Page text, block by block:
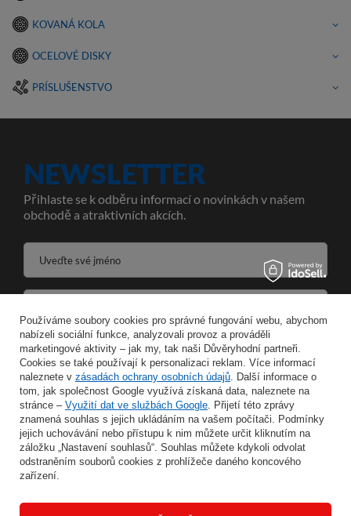
KOVANÁ KOLA
OCELOVÉ DISKY
PRÍSLUŠENSTVO
NEWSLETTER
Přihlaste se k odběru informací o novinkách v našem
obchodě a atraktivních akcích.
Uveďte své jméno
Souhlasím se zpracováním svých osobních údajů pro účely a v rozsahu služby Newsletter ve formátu
ULOŽIT
INFORMACE
Používáme soubory cookies pro správné fungování webu, abychom
nabízeli sociální funkce, analyzovali provoz a prováděli
marketingové aktivity – jak my, tak naši Důvěryhodní partneři.
Cookies se také používají k personalizaci reklam. Více informací
naleznete v zásadách ochrany osobních údajů. Další informace o
tom, jak společnost Google využívá získaná data, naleznete na
stránce – Využití dat ve službách Google. Přijetí této zprávy
znamená souhlas s jejich ukládáním na vašem počítači. Podmínky
jejich uchovávání nebo přístupu k nim můžete určit kliknutím na
záložku „Nastavení souhlasů“. Souhlas můžete kdykoli odvolat
odstraněním souborů cookies z prohlížeče daného koncového
zařízení.